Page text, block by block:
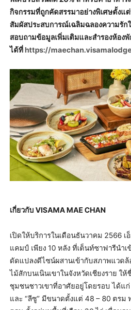
กิจกรรมที่ถูกคัดสรรมาอย่างพิเศษตั้งแ
สัมผัสประสบการณ์เฉลิมฉลองความรัก
สอบถามข้อมูลเพิ่มเติมและสำรองห้อง
ได้ที่ https://
เกี่ยวกับ VISAMA MAE CHAN
เปิดให้บริการในเดือนธันวาคม 2566
แคมป์ เพียง 10 หลัง ที่เต็นท์ซาฟารีนำ
ดัดแปลงดีไซน์ผสานเข้ากับสภาพแวด
ไม้สักบนเนินเขาในจังหวัดเชียงราย ให้
ชุมชนชาวเขาที่อาศัยอยู่โดยรอบ ได้แก่
และ “ลีซู” มีขนาดตั้งแต่ 48 – 80 ตรม